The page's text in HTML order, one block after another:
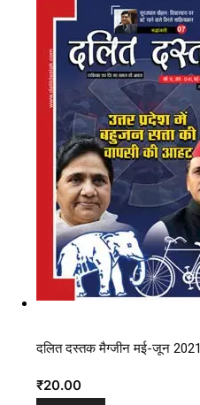
दलित दस्तक मैग्जीन मई-जून 2021
₹20.00